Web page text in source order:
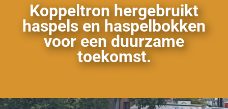
Koppeltron hergebruikt
haspels en haspelbokken
voor een duurzame
toekomst.